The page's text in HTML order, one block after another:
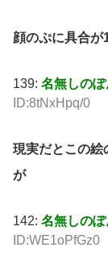
顔のぷに具合が
139: 名無しの
ID:8tNxHpq/0
現実だとこの絵
が
142: 名無しの
ID:WE1oPfGz0